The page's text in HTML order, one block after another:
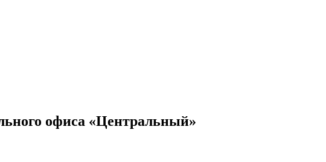
офиса «Центральный»